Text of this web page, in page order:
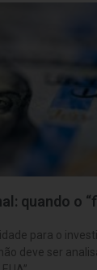
quando o
para o
deve ser